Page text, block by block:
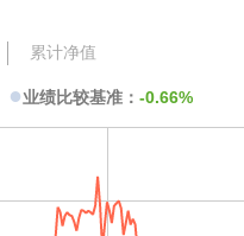
累计净值
●业绩比较基准： -0.66%